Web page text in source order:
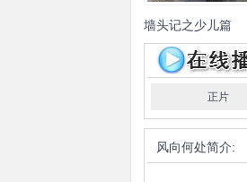
墙头记之少儿篇
韩文庚 李继凯 王梦涵
纪营 孙若馨 王光昊
正片
风向何处简介: